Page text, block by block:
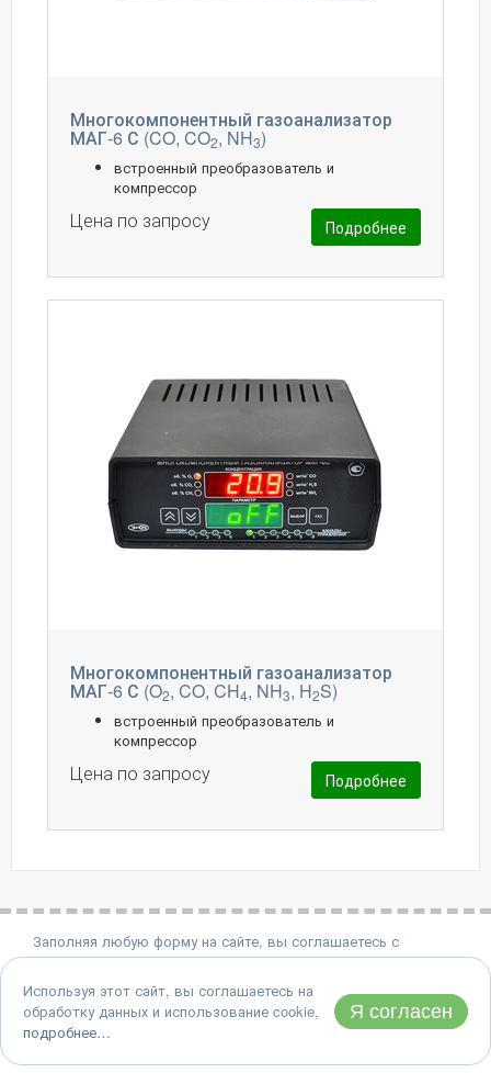
Многокомпонентный газоанализатор
МАГ-6 С (CO, CO2, NH3)
встроенный преобразователь и
компрессор
Цена по запросу Подробнее
Многокомпонентный газоанализатор
МАГ-6 С (O2, CO, CH4, NH3, H2S)
встроенный преобразователь и
компрессор
Цена по запросу Подробнее
Заполняя любую форму на сайте, вы соглашаетесь с
политикой конфиденциальности.
8 (495) 651-06-22
Адрес: 124460, Москва, Зеленоград, проезд 4922, дом 4, стр.
2
Используя этот сайт, вы соглашаетесь на
обработку данных и использование cookie,
подробнее…
Я согласен